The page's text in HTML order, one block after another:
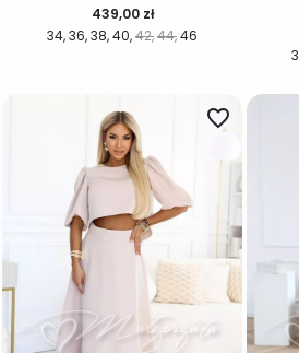
34 36 38 40 42 44 46
Cena
439,00 zł
favorite_border